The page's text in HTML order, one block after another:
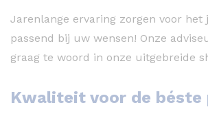
Jarenlange ervaring zorgen voor het
passend bij uw wensen! Onze
graag te woord in onze uitgebreide
Kwaliteit voor de béste